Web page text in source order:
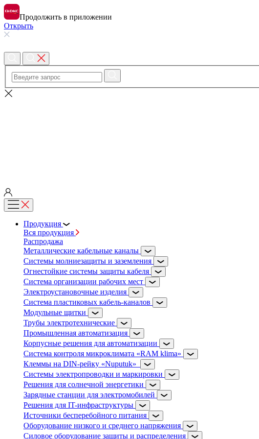
Продолжить в приложении
Открыть
Продукция
Вся продукция
Распродажа
Металлические кабельные каналы
Системы молниезащиты и заземления
Огнестойкие системы защиты кабеля
Система организации рабочих мест
Электроустановочные изделия
Система пластиковых кабель-каналов
Модульные щитки
Трубы электротехнические
Промышленная автоматизация
Корпусные решения для автоматизации
Система контроля микроклимата «RAM klima»
Клеммы на DIN-рейку «Nuputuk»
Системы электропроводки и маркировки
Решения для солнечной энергетики
Зарядные станции для электромобилей
Решения для IT-инфраструктуры
Источники бесперебойного питания
Оборудование низкого и среднего напряжения
Силовое оборудование защиты и распределения